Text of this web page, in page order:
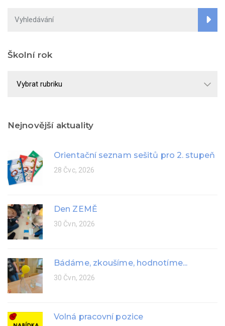
Školní rok
rok
Nejnovější aktuality
Orientační seznam sešitů pro 2. stupeň
28 Čvc, 2026
Den ZEMĚ
30 Čvn, 2026
Bádáme, zkoušíme, hodnotíme...
30 Čvn, 2026
Volná pracovní pozice